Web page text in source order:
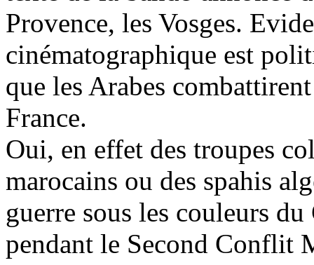
Provence, les Vosges.
cinématographique est
que les Arabes
France.
Oui, en effet des troupes
marocains ou des spahis
guerre sous les couleurs
pendant le Second Conflit